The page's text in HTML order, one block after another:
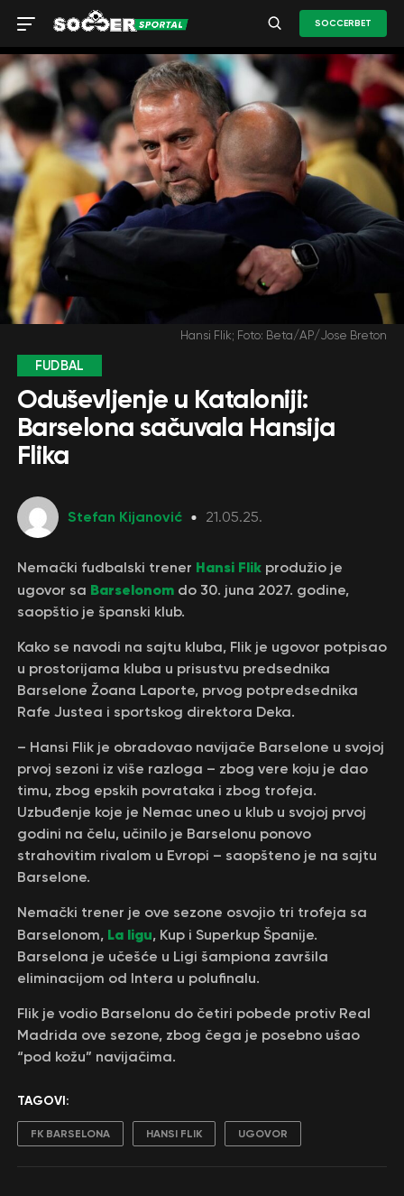
SOCCERBET
Hansi Flik; Foto: Beta/AP/Jose Breton
FUDBAL
Oduševljenje u Kataloniji:
Barselona sačuvala Hansija
Flika
Stefan Kijanović 21.05.25.
Nemački fudbalski trener Hansi Flik produžio je
ugovor sa Barselonom do 30. juna 2027. godine,
saopštio je španski klub.
Kako se navodi na sajtu kluba, Flik je ugovor potpisao
u prostorijama kluba u prisustvu predsednika
Barselone Žoana Laporte, prvog potpredsednika
Rafe Justea i sportskog direktora Deka.
– Hansi Flik je obradovao navijače Barselone u svojoj
prvoj sezoni iz više razloga – zbog vere koju je dao
timu, zbog epskih povrataka i zbog trofeja.
Uzbuđenje koje je Nemac uneo u klub u svojoj prvoj
godini na čelu, učinilo je Barselonu ponovo
strahovitim rivalom u Evropi – saopšteno je na sajtu
Barselone.
Nemački trener je ove sezone osvojio tri trofeja sa
Barselonom,La ligu, Kup i Superkup Španije.
Barselona je učešće u Ligi šampiona završila
eliminacijom od Intera u polufinalu.
Flik je vodio Barselonu do četiri pobede protiv Real
Madrida ove sezone, zbog čega je posebno ušao
“pod kožu” navijačima.
TAGOVI:
FK BARSELONA HANSI FLIK UGOVOR